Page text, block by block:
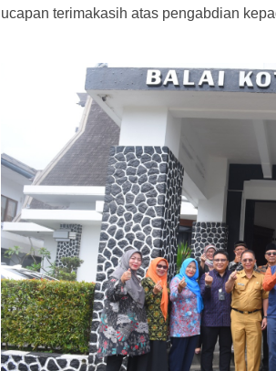
ucapan terimakasih atas pengabdian